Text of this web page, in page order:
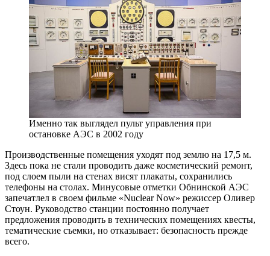
Именно так выглядел пульт управления при
остановке АЭС в 2002 году
Производственные помещения уходят под землю на 17,5 м.
Здесь пока не стали проводить даже косметический ремонт,
под слоем пыли на стенах висят плакаты, сохранились
телефоны на столах. Минусовые отметки Обнинской АЭС
запечатлел в своем фильме «Nuclear Now» режиссер Оливер
Стоун. Руководство станции постоянно получает
предложения проводить в технических помещениях квесты,
тематические съемки, но отказывает: безопасность прежде
всего.